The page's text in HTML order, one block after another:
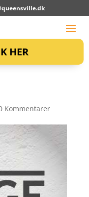
HER
Kommentarer